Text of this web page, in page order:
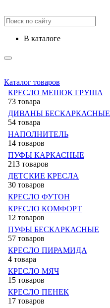
в каталоге
Каталог товаров
КРЕСЛО МЕШОК ГРУША
73 товара
ДИВАНЫ БЕСКАРКАСНЫЕ
54 товара
НАПОЛНИТЕЛЬ
14 товаров
ПУФЫ КАРКАСНЫЕ
213 товаров
ДЕТСКИЕ КРЕСЛА
30 товаров
КРЕСЛО ФУТОН
КРЕСЛО КОМФОРТ
12 товаров
ПУФЫ БЕСКАРКАСНЫЕ
57 товаров
КРЕСЛО ПИРАМИДА
4 товара
КРЕСЛО МЯЧ
15 товаров
КРЕСЛО ПЕНЕК
17 товаров